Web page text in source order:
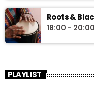
Roots &
18:00 - 20:00
PLAYLIST